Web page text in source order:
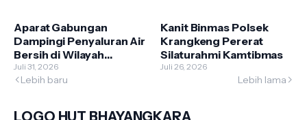
Aparat Gabungan
Dampingi Penyaluran Air
Bersih di Wilayah
Kecamatan Krangkeng
Indramayu
Juli 31, 2026
Kanit Binmas Polsek
Krangkeng Pererat
Silaturahmi Kamtibmas
Juli 26, 2026
Lebih baru Lebih lama
LOGO HUT BHAYANGKARA